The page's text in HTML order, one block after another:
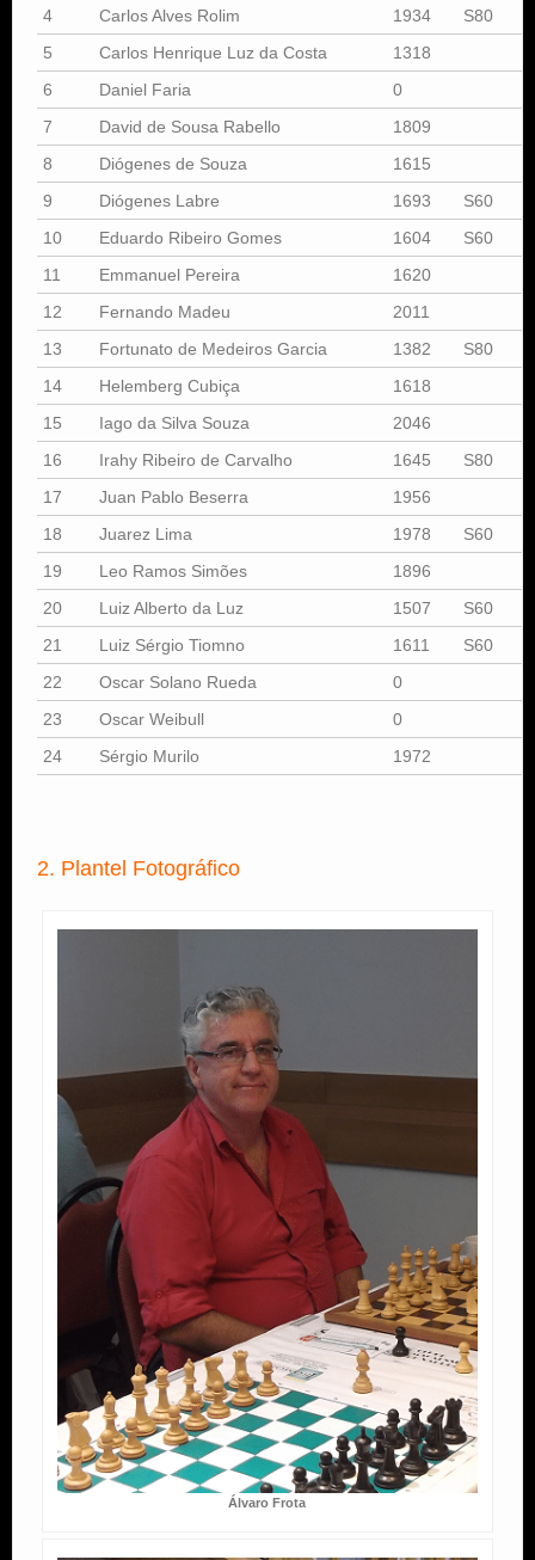
4
Carlos Alves Rolim 1934 S80
5
Carlos Henrique Luz da Costa 1318
6
Daniel Faria 0
7
David de Sousa Rabello 1809
8
Diógenes de Souza 1615
9
Diógenes Labre 1693 S60
10
Eduardo Ribeiro Gomes 1604 S60
11
Emmanuel Pereira 1620
12
Fernando Madeu 2011
13
Fortunato de Medeiros Garcia 1382 S80
14
Helemberg Cubiça 1618
15
Iago da Silva Souza 2046
16
Irahy Ribeiro de Carvalho 1645 S80
17
Juan Pablo Beserra 1956
18
Juarez Lima 1978 S60
19
Leo Ramos Simões 1896
20
Luiz Alberto da Luz 1507 S60
21
Luiz Sérgio Tiomno 1611 S60
22
Oscar Solano Rueda 0
23
Oscar Weibull 0
24
Sérgio Murilo 1972
2. Plantel Fotográfico
Álvaro Frota